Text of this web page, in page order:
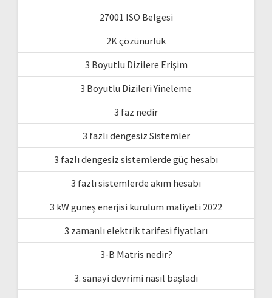
27001 ISO Belgesi
2K çözünürlük
3 Boyutlu Dizilere Erişim
3 Boyutlu Dizileri Yineleme
3 faz nedir
3 fazlı dengesiz Sistemler
3 fazlı dengesiz sistemlerde güç hesabı
3 fazlı sistemlerde akım hesabı
3 kW güneş enerjisi kurulum maliyeti 2022
3 zamanlı elektrik tarifesi fiyatları
3-B Matris nedir?
3. sanayi devrimi nasıl başladı